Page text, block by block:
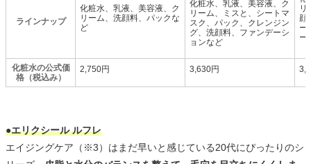
ラインナップ
化粧水、乳液、美容液、ク
リーム、洗顔料、パックな
ど
化粧水、乳液、美容液、ク
リーム、ミスと、シートマ
スク、パック、クレンジン
グ、洗顔料、ファンデーシ
ョンなど
リ
顔
ー
ー
化粧水の公式価
格（税込み）
2,750円 3,630円
●エリクシール ルフレ
エイジングケア（※3）はまだ早いと感じている20代にぴったりのシ